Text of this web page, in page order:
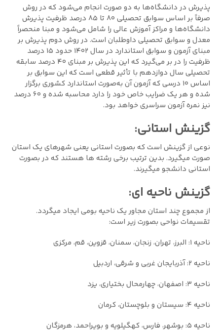
پذیرش در دانشگاه‌ها به دو صورت انجام می‌شود که در روش
صرفاً بر اساس سوابق تحصیلی ۸۰ تا ۸۵ درصد ظرفیت پذیرش
دانشگاه‌ها و مراکز آموزش عالی را شامل می‌شود و مبنا منحصراً
معدل و سوابق تحصیلی داوطلبان است. در روش دوم پذیرش بر
مبنای آزمون و سوابق استاندارد در سال ۱۴۰۲ حدود ۱۵ درصد
ظرفیت را در بر می‌گیرد که این پذیرش بر مبنای ۴۰ درصد سابقه
تحصیلی سال دوازدهم با تأثیر قطعی است که این سوابق بر
اساس ۱۰ درسی که آزمون آن به‌صورت استاندارد کشوری برگزار
شده و هر یک ضرایب خاص خود را دارد محاسبه شده و ۶۰ درصد
نیز نمره آزمون سراسری خواهد بود.
گزینش استانی:
نوعی از گزینش است که بصورت استانی یعنی شهرهای یک استان
صورت میگیرد. بدین ترتیب برخی رشته ها هستند که در بصورت
استانی دانشجو میگیرند.
گزینش ناحیه ای:
از مجموع چند استان مجاور یک ناحیه بومی ایجاد میگردد.
تقسیمات نواحی بصورت زیر است:
ناحیه ١: البرز، تهران، زنجان، سمنان، قزوین، قم، مرکزی
ناحیه ٢: آذربایجان غربی و شرقی، اردبیل
ناحیه ٣: اصفهان، چهارمحال بختیاری، یزد
ناحیه ۴: سیستان و بلوچستان، کرمان
ناحیه ۵: بوشهر، فارس، کهگیلویه و بویراحمد، هرمزگان